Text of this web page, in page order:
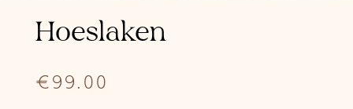
Hoeslaken
€99.00